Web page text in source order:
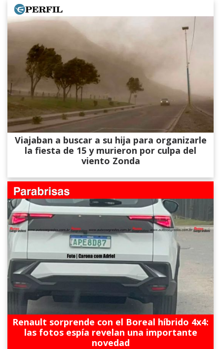
Viajaban a buscar a su hija para organizarle
la fiesta de 15 y murieron por culpa del
viento Zonda
Renault sorprende con el Boreal híbrido 4x4:
las fotos espía revelan una importante
novedad